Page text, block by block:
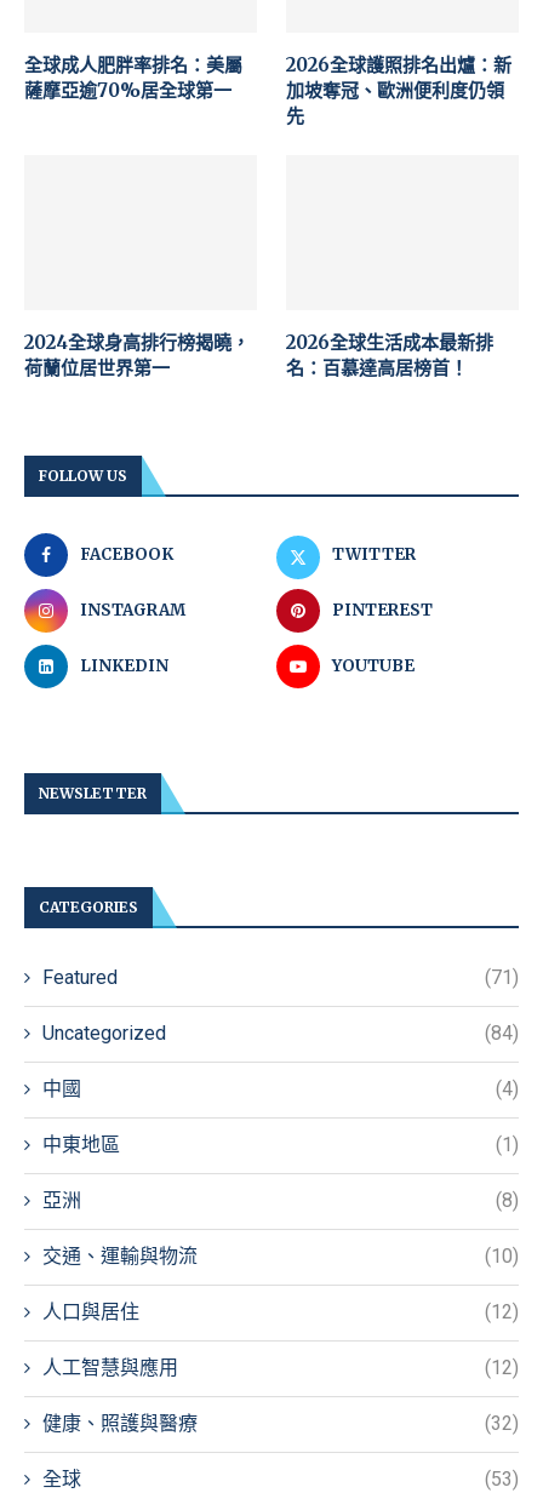
全球成人肥胖率排名：美屬
薩摩亞逾70%居全球第一
2026全球護照排名出爐：新
加坡奪冠、歐洲便利度仍領
先
2024全球身高排行榜揭曉，
荷蘭位居世界第一
2026全球生活成本最新排
名：百慕達高居榜首！
FOLLOW US
FACEBOOK TWITTER
INSTAGRAM PINTEREST
LINKEDIN YOUTUBE
NEWSLETTER
CATEGORIES
Featured (71)
Uncategorized (84)
中國 (4)
中東地區 (1)
亞洲 (8)
交通、運輸與物流 (10)
人口與居住 (12)
人工智慧與應用 (12)
健康、照護與醫療 (32)
全球 (53)